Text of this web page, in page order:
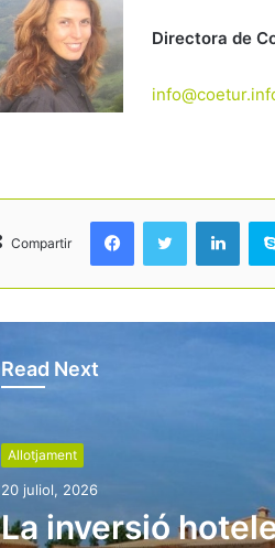
Directora de
Compartir
Read Next
Allotjament
20 juliol, 2026
La inversió